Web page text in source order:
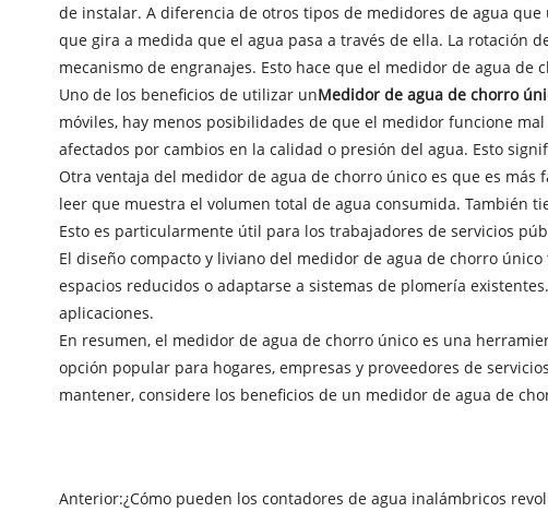
de instalar. A diferencia de otros tipos de medidores de agua
que gira a medida que el agua pasa a través de ella. La
mecanismo de engranajes. Esto hace que el medidor de agua
Uno de los beneficios de utilizar unMedidor de agua de chorro
móviles, hay menos posibilidades de que el medidor funcione
afectados por cambios en la calidad o presión del agua. Esto
Otra ventaja del medidor de agua de chorro único es que es
leer que muestra el volumen total de agua consumida. También
Esto es particularmente útil para los trabajadores de servicios
El diseño compacto y liviano del medidor de agua de chorro
espacios reducidos o adaptarse a sistemas de plomería
aplicaciones.
En resumen, el medidor de agua de chorro único es una
opción popular para hogares, empresas y proveedores de
mantener, considere los beneficios de un medidor de agua de
Anterior:¿Cómo pueden los contadores de agua inalámbricos